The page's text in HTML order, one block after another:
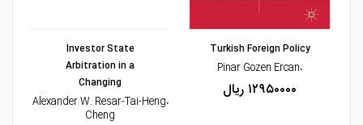
Turkish Foreign Policy
،Pinar Gozen Ercan
۱۲۹۵۰۰۰۰ ریال
Investor State
Arbitration in a
Changing
،Alexander W. Resar-Tai-Heng
Cheng